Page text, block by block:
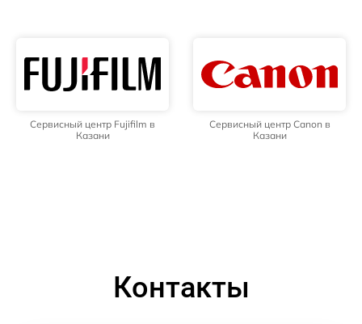
Сервисный центр Fujifilm в
Казани
Сервисный центр Canon в
Казани
Контакты